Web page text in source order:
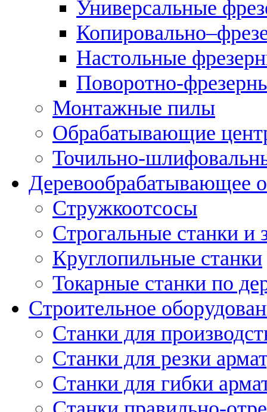
Универсальные
Настольные
Поворотно-
Монтажные пилы
Обрабатывающие
Точильно-
Деревообрабатывающее
Стружкоотсосы
Строгальные станки и
Круглопильные станки
Токарные станки по
Строительное
Станки для
Станки для резки
Станки для гибки